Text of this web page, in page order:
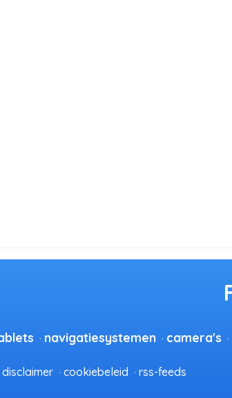
navigatiesystemen camera's
disclaimer cookiebeleid rss-feeds